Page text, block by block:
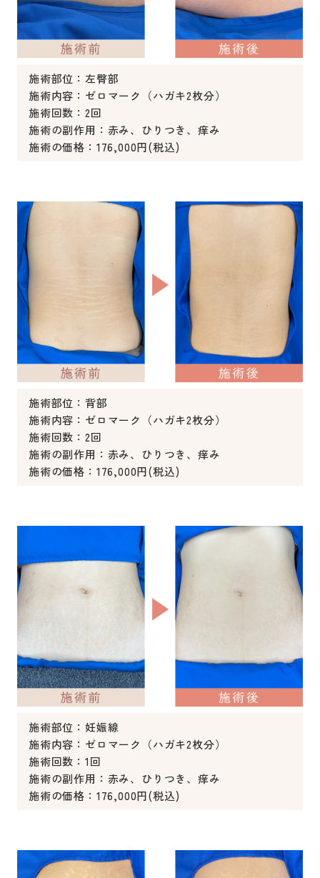
施術部位：左臀部
施術内容：ゼロマーク（ハガキ2枚分）
施術回数：2回
施術の副作用：赤み、ひりつき、痒み
施術の価格：176,000円(税込)
施術部位：背部
施術内容：ゼロマーク（ハガキ2枚分）
施術回数：2回
施術の副作用：赤み、ひりつき、痒み
施術の価格：176,000円(税込)
施術部位：妊娠線
施術内容：ゼロマーク（ハガキ2枚分）
施術回数：1回
施術の副作用：赤み、ひりつき、痒み
施術の価格：176,000円(税込)